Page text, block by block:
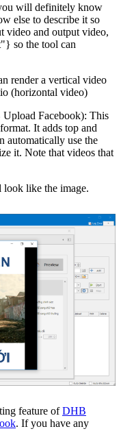
will definitely know
else to describe it so
video and output video,
so the tool can
render a vertical video
(horizontal video)
Facebook): This
It adds top and
automatically use the
it. Note that videos that
look like the image.
feature ofDHB
. If you have any